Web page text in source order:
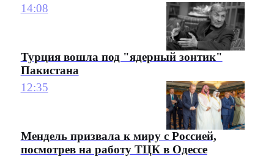
14:08
Турция вошла под "ядерный зонтик"
Пакистана
12:35
Мендель призвала к миру с Россией,
посмотрев на работу ТЦК в Одессе